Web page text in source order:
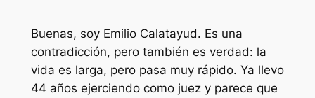
Buenas, soy Emilio Calatayud. Es una
contradicción, pero también es verdad: la
vida es larga, pero pasa muy rápido. Ya llevo
44 años ejerciendo como juez y parece que